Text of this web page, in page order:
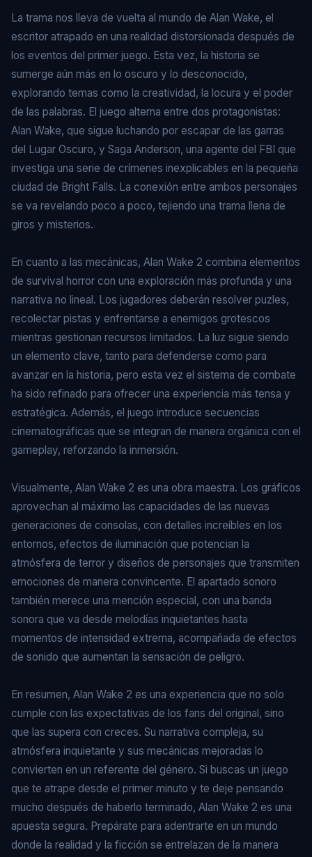
La trama nos lleva de vuelta al mundo de Alan Wake, el
escritor atrapado en una realidad distorsionada después de
los eventos del primer juego. Esta vez, la historia se
sumerge aún más en lo oscuro y lo desconocido,
explorando temas como la creatividad, la locura y el poder
de las palabras. El juego alterna entre dos protagonistas:
Alan Wake, que sigue luchando por escapar de las garras
del Lugar Oscuro, y Saga Anderson, una agente del FBI que
investiga una serie de crímenes inexplicables en la pequeña
ciudad de Bright Falls. La conexión entre ambos personajes
se va revelando poco a poco, tejiendo una trama llena de
giros y misterios.
En cuanto a las mecánicas, Alan Wake 2 combina elementos
de survival horror con una exploración más profunda y una
narrativa no lineal. Los jugadores deberán resolver puzles,
recolectar pistas y enfrentarse a enemigos grotescos
mientras gestionan recursos limitados. La luz sigue siendo
un elemento clave, tanto para defenderse como para
avanzar en la historia, pero esta vez el sistema de combate
ha sido refinado para ofrecer una experiencia más tensa y
estratégica. Además, el juego introduce secuencias
cinematográficas que se integran de manera orgánica con el
gameplay, reforzando la inmersión.
Visualmente, Alan Wake 2 es una obra maestra. Los gráficos
aprovechan al máximo las capacidades de las nuevas
generaciones de consolas, con detalles increíbles en los
entornos, efectos de iluminación que potencian la
atmósfera de terror y diseños de personajes que transmiten
emociones de manera convincente. El apartado sonoro
también merece una mención especial, con una banda
sonora que va desde melodías inquietantes hasta
momentos de intensidad extrema, acompañada de efectos
de sonido que aumentan la sensación de peligro.
En resumen, Alan Wake 2 es una experiencia que no solo
cumple con las expectativas de los fans del original, sino
que las supera con creces. Su narrativa compleja, su
atmósfera inquietante y sus mecánicas mejoradas lo
convierten en un referente del género. Si buscas un juego
que te atrape desde el primer minuto y te deje pensando
mucho después de haberlo terminado, Alan Wake 2 es una
apuesta segura. Prepárate para adentrarte en un mundo
donde la realidad y la ficción se entrelazan de la manera